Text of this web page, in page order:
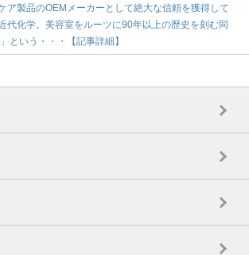
ア製品のOEMメーカーとして絶大な信頼を獲得して
代化学。美容室をルーツに90年以上の歴史を刻む同
という・・・【記事詳細】